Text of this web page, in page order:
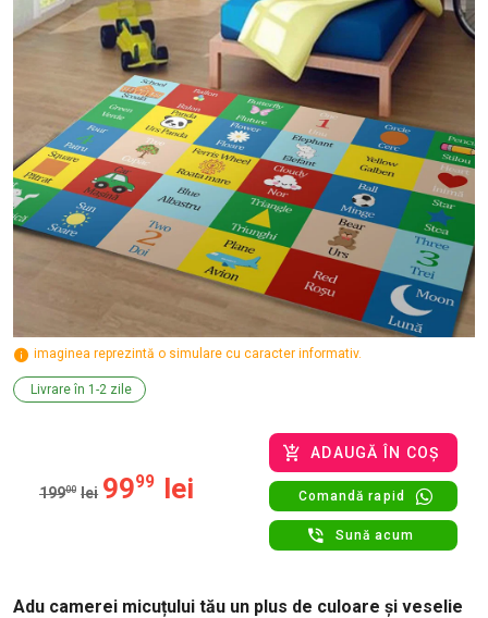
imaginea reprezintă o simulare cu caracter informativ.
Livrare în 1-2 zile
19900 lei 9999 lei
ADAUGĂ ÎN COȘ
Comandă rapid
Sună acum
Adu camerei micuțului tău un plus de culoare și veselie